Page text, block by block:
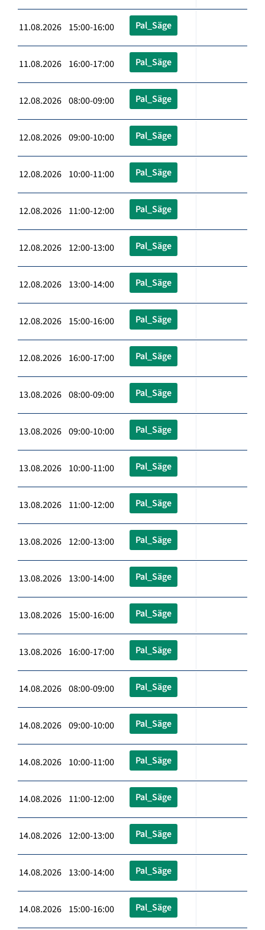
11.08.2026 15:00-16:00 Pal_Säge
11.08.2026 16:00-17:00 Pal_Säge
12.08.2026 08:00-09:00 Pal_Säge
12.08.2026 09:00-10:00 Pal_Säge
12.08.2026 10:00-11:00 Pal_Säge
12.08.2026 11:00-12:00 Pal_Säge
12.08.2026 12:00-13:00 Pal_Säge
12.08.2026 13:00-14:00 Pal_Säge
12.08.2026 15:00-16:00 Pal_Säge
12.08.2026 16:00-17:00 Pal_Säge
13.08.2026 08:00-09:00 Pal_Säge
13.08.2026 09:00-10:00 Pal_Säge
13.08.2026 10:00-11:00 Pal_Säge
13.08.2026 11:00-12:00 Pal_Säge
13.08.2026 12:00-13:00 Pal_Säge
13.08.2026 13:00-14:00 Pal_Säge
13.08.2026 15:00-16:00 Pal_Säge
13.08.2026 16:00-17:00 Pal_Säge
14.08.2026 08:00-09:00 Pal_Säge
14.08.2026 09:00-10:00 Pal_Säge
14.08.2026 10:00-11:00 Pal_Säge
14.08.2026 11:00-12:00 Pal_Säge
14.08.2026 12:00-13:00 Pal_Säge
14.08.2026 13:00-14:00 Pal_Säge
14.08.2026 15:00-16:00 Pal_Säge